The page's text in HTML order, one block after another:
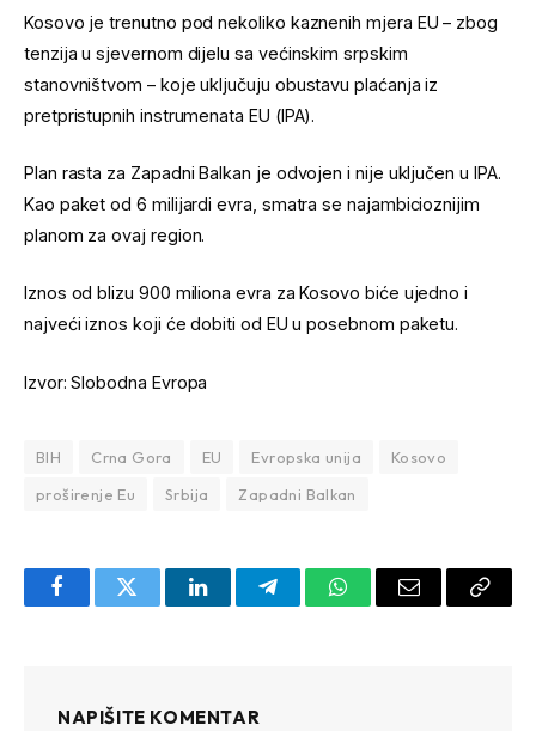
Kosovo je trenutno pod nekoliko kaznenih mjera EU – zbog
tenzija u sjevernom dijelu sa većinskim srpskim
stanovništvom – koje uključuju obustavu plaćanja iz
pretpristupnih instrumenata EU (IPA).
Plan rasta za Zapadni Balkan je odvojen i nije uključen u IPA.
Kao paket od 6 milijardi evra, smatra se najambicioznijim
planom za ovaj region.
Iznos od blizu 900 miliona evra za Kosovo biće ujedno i
najveći iznos koji će dobiti od EU u posebnom paketu.
Izvor: Slobodna Evropa
BIH Crna Gora EU Evropska unija
Kosovo
proširenje Eu
Srbija Zapadni Balkan
FacebookTwitter LinkedInTelegramWhatsAppEmail
Copy
NAPIŠITE KOMENTAR